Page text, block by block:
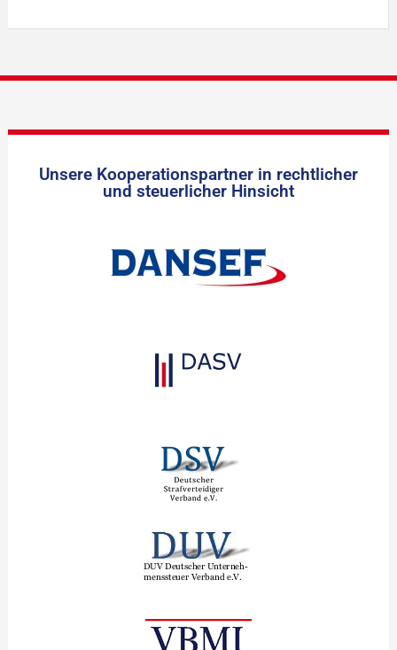
Unsere Kooperationspartner in rechtlicher
und steuerlicher Hinsicht